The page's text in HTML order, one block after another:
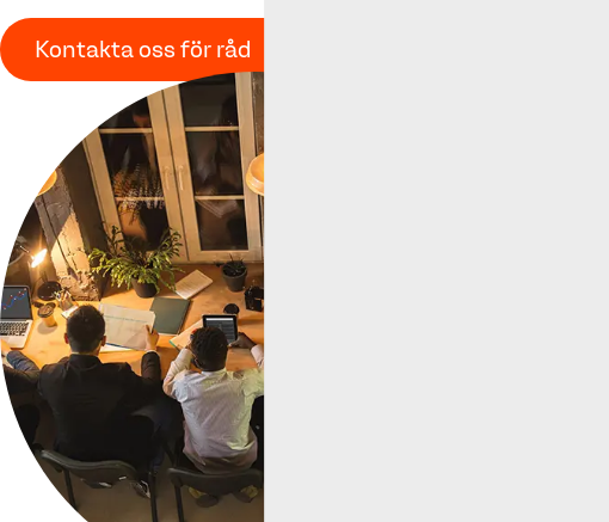
Kontakta oss för råd